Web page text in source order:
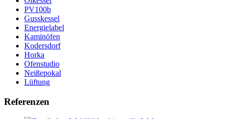
PV100b
Gusskessel
Energielabel
Kaminöfen
Kodersdorf
Horka
Ofenstudio
Neißepokal
Lüftung
Referenzen